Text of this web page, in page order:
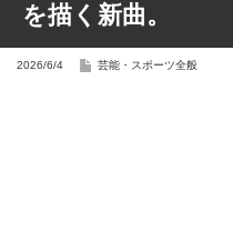
を描く新曲。
2026/6/4 芸能・スポーツ全般